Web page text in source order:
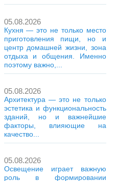
05.08.2026
Кухня — это не только место
приготовления пищи, но и
центр домашней жизни, зона
отдыха и общения. Именно
поэтому важно,...
05.08.2026
Архитектура — это не только
эстетика и функциональность
зданий, но и важнейшие
факторы, влияющие на
качество...
05.08.2026
Освещение играет важную
роль в формировании